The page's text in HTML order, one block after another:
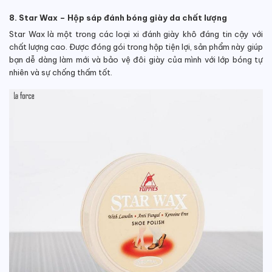
8. Star Wax – Hộp sáp đánh bóng giày da chất lượng
Star Wax là một trong các loại xi đánh giày khô đáng tin cậy với
chất lượng cao. Được đóng gói trong hộp tiện lợi, sản phẩm này giúp
bạn dễ dàng làm mới và bảo vệ đôi giày của mình với lớp bóng tự
nhiên và sự chống thấm tốt.